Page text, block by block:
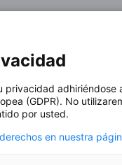
privacidad adhiriéndose
(GDPR). No
por usted.
en nuestra